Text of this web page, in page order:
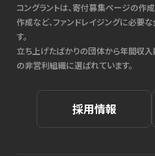
コングラントは、寄付募集ページの作
作成など、ファンドレイジングに必要
す。
立ち上げたばかりの団体から年間収
の非営利組織に選ばれています。
採用情報